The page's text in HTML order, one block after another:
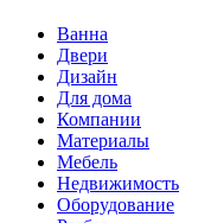
Ванна
Двери
Дизайн
Для дома
Компании
Материалы
Мебель
Недвижимость
Оборудование